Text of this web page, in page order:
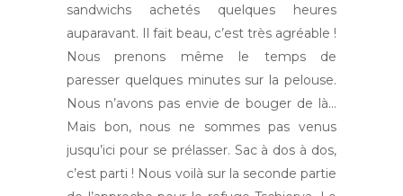
sandwichs achetés quelques heures
auparavant. Il fait beau, c’est très agréable !
Nous prenons même le temps de
paresser quelques minutes sur la pelouse.
Nous n’avons pas envie de bouger de là…
Mais bon, nous ne sommes pas venus
jusqu’ici pour se prélasser. Sac à dos à dos,
c’est parti ! Nous voilà sur la seconde partie